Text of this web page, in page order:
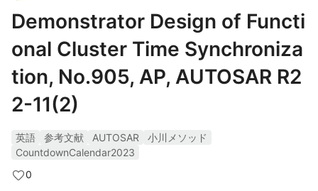
Demonstrator Design of Functi
onal Cluster Time Synchroniza
tion, No.905, AP, AUTOSAR R2
2-11(2)
英語 参考文献 AUTOSAR
小川メソッド
CountdownCalendar2023
0